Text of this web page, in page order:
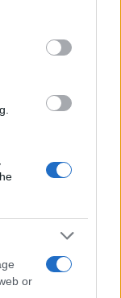
party tags to
below Google
or
του
του
τα
για τη
«Δεκαπέντε
Έλληνα
έπεσε στην
βοηθά
- Η πρώτη
38χρονης
Κυψέλη